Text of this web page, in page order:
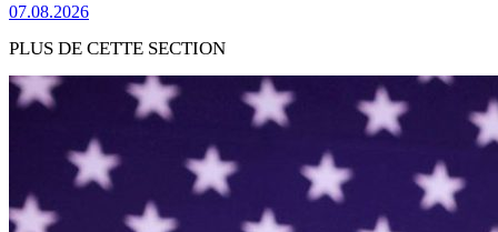
07.08.2026
PLUS DE CETTE SECTION